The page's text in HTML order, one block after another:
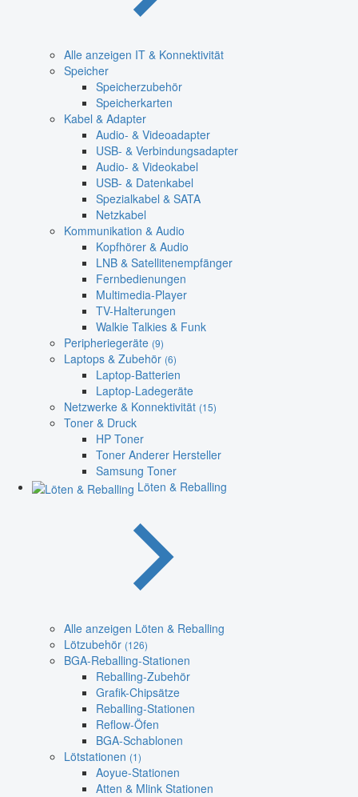
Alle anzeigen IT & Konnektivität
Speicher
Speicherzubehör
Speicherkarten
Kabel & Adapter
Audio- & Videoadapter
USB- & Verbindungsadapter
Audio- & Videokabel
USB- & Datenkabel
Spezialkabel & SATA
Netzkabel
Kommunikation & Audio
Kopfhörer & Audio
LNB & Satellitenempfänger
Fernbedienungen
Multimedia-Player
TV-Halterungen
Walkie Talkies & Funk
Peripheriegeräte (9)
Laptops & Zubehör (6)
Laptop-Batterien
Laptop-Ladegeräte
Netzwerke & Konnektivität (15)
Toner & Druck
HP Toner
Toner Anderer Hersteller
Samsung Toner
Löten & Reballing
Alle anzeigen Löten & Reballing
Lötzubehör (126)
BGA-Reballing-Stationen
Reballing-Zubehör
Grafik-Chipsätze
Reballing-Stationen
Reflow-Öfen
BGA-Schablonen
Lötstationen (1)
Aoyue-Stationen
Atten & Mlink Stationen